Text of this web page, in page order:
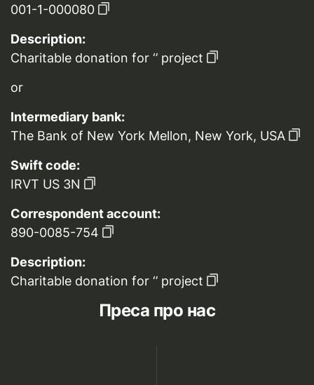
001-1-000080
Description:
Charitable donation for ‘’ project
or
Intermediary bank:
The Bank of New York Mellon, New York, USA
Swift code:
IRVT US 3N
Correspondent account:
890-0085-754
Description:
Charitable donation for ‘’ project
Преса про нас